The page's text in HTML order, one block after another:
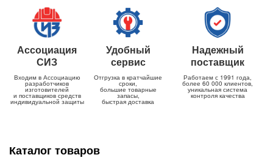
Ассоциация
СИЗ
Входим в Ассоциацию
разработчиков
изготовителей
и поставщиков средств
индивидуальной защиты
Удобный
сервис
Отгрузка в кратчайшие
сроки,
большие товарные
запасы,
быстрая доставка
Надежный
поставщик
Работаем с 1991 года,
более 60 000 клиентов,
уникальная система
контроля качества
Каталог товаров